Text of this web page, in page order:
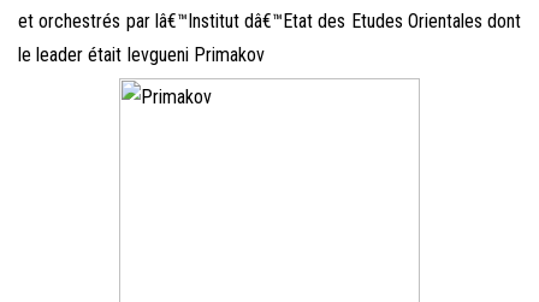
et orchestrés par lâ€™Institut dâ€™Etat des Etudes Orientales dont
le leader était Ievgueni Primakov